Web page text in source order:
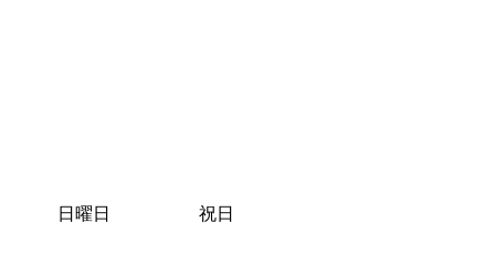
日曜日 祝日